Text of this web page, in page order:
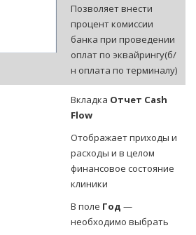
Позволяет внести
процент комиссии
банка при проведении
оплат по эквайрингу(б/
н оплата по терминалу)
Вкладка Отчет Cash
Flow
Отображает приходы и
расходы и в целом
финансовое состояние
клиники
В поле Год —
необходимо выбрать